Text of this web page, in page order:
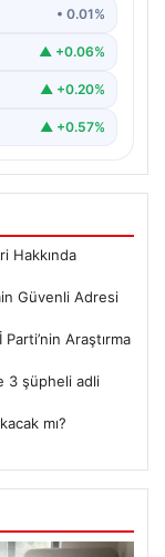
bağlantı
• 0.01%
▲ +0.06%
▲ +0.20%
▲ +0.57%
Hakkında
Güvenli Adresi
Parti’nin Araştırma
3 şüpheli adli
mı?